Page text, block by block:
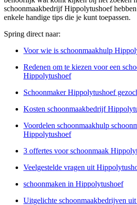
schoonmaakbedrijf Hippolytushoef
enkele handige tips die je kunt toepassen.
Spring direct naar:
Voor wie is schoonmaakhulp
Redenen om te kiezen voor een
Hippolytushoef
Schoonmaker Hippolytushoef
Kosten schoonmaakbedrijf
Voordelen schoonmaakhulp
Hippolytushoef
3 offertes voor schoonmaak
Veelgestelde vragen uit
schoonmaken in Hippolytushoef
Uitgelichte schoonmaakbedrijven